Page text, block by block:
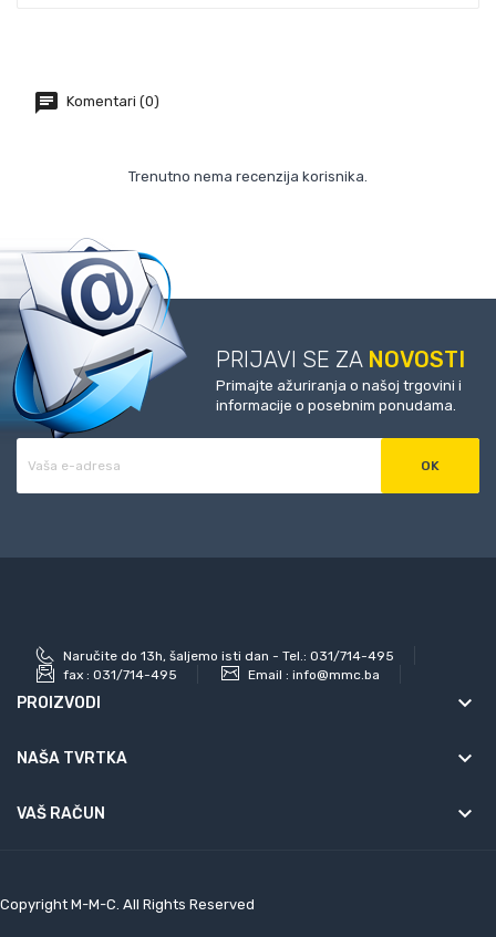
Komentari (0)
Trenutno nema recenzija korisnika.
PRIJAVI SE ZA NOVOSTI
Primajte ažuriranja o našoj trgovini i
informacije o posebnim ponudama.
Naručite do 13h, šaljemo isti dan - Tel.: 031/714-495
fax : 031/714-495 Email : info@mmc.ba
PROIZVODI keyboard_arrow_down
NAŠA TVRTKA keyboard_arrow_down
VAŠ RAČUN 
Copyright M-M-C. All Rights Reserved